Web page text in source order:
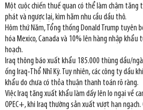
Một cuộc chiến thuế quan có thể làm chậm tăng
phát và ngược lại, kìm hãm nhu cầu dầu thô.
Hôm thứ Năm, Tổng thống Donald Trump tuyên
hóa Mexico, Canada và 10% lên hàng nhập khẩu
hoạch.
Iraq thông báo xuất khẩu 185.000 thùng dầu/
ống Iraq-Thổ Nhĩ Kỳ. Tuy nhiên, các công ty dầu
khẩu do chưa có thỏa thuận thanh toán rõ ràng.
Việc Iraq tăng xuất khẩu làm dấy lên lo ngại về
OPEC+, khi Iraq thường sản xuất vượt hạn ngạch.